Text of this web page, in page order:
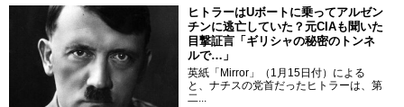
ヒトラーはUボートに乗ってアルゼン
チンに逃亡していた？元CIAも聞いた
目撃証言「ギリシャの秘密のトンネ
ルで…」
英紙「Mirror」（1月15日付）による
と、ナチスの党首だったヒトラーは、第
二...